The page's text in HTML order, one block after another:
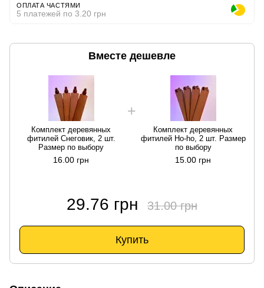
ОПЛАТА ЧАСТЯМИ
5 платежей по 3.20 грн
Вместе дешевле
Комплект деревянных
фитилей Снеговик, 2 шт.
Размер по выбору
16.00 грн
Комплект деревянных
фитилей Ho-ho, 2 шт. Размер
по выбору
15.00 грн
29.76 грн 31.00 грн
Купить